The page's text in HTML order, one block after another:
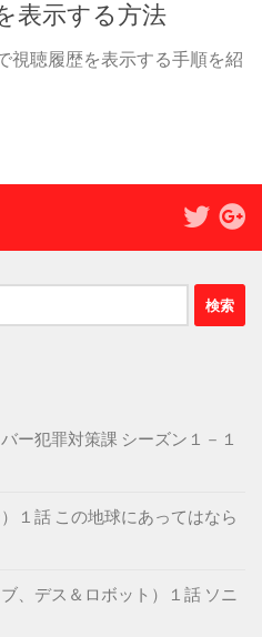
表示する方法
視聴履歴を表示する手順を紹
ー犯罪対策課 シーズン１－１
１話 この地球にあってはなら
ブ、デス＆ロボット）１話 ソニ